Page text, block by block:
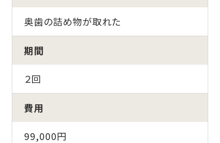
奥歯の詰め物が取れた
期間
２回
費用
99,000円